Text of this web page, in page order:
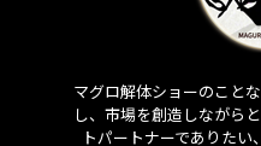
マグロ解体ショーのこと
し、市場を創造しながら
トパートナーでありた